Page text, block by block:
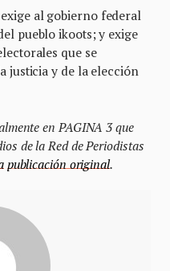
al gobierno federal
pueblo ikoots; y exige
que se
justicia y de la elección
en PAGINA 3 que
de la Red de Periodistas
publicación original.